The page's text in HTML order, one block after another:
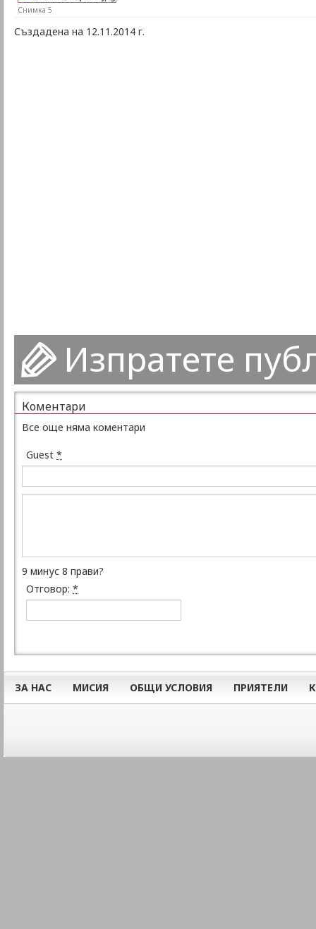
Снимка 5
Създадена на 12.11.2014 г.
Изпратете
Коментари
Все още няма коментари
Guest *
9 минус 8 прави?
Отговор: *
ЗА НАС МИСИЯ ОБЩИ УСЛОВИЯ ПРИЯТЕЛИ